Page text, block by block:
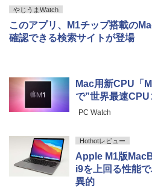
やじうまWatch
このアプリ、M1チップ搭載の
確認できる検索サイトが登場
Mac用新CPU「
で”世界最速CPU
PC Watch
Hothotレビュー
Apple M1版
i9を上回る性能
異的